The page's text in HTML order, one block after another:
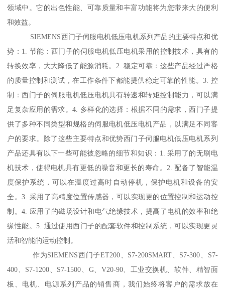
领域中。它的出色性能、可靠质量和丰富功能将为您带来大的便利
和效益。
SIEMENS西门子伺服电机低压电机系列产品的主要特点和优
势：1. 节能：西门子的伺服电机低压电机采用的控制技术，具有的
转换效率，大大降低了能源消耗。2. 稳定可靠：这些产品经过严格
的质量控制和测试，在工作条件下都能提供稳定可靠的性能。3. 控
制：西门子的伺服电机低压电机具有转速和转矩控制能力，可以满
足复杂应用的需求。4. 多样化的选择：根据不同的需求，西门子提
供了多种不同类型和规格的伺服电机低压电机产品，以满足不同客
户的要求。除了这些主要特点和优势西门子伺服电机低压电机系列
产品还具有以下一些可能被忽略的细节和知识：1. 采用了的无刷电
机技术，使得电机具有更低的噪音和更长的寿命。2. 配备了智能温
度保护系统，可以在温度过高时自动停机，保护电机和设备的安
全。3. 采用了高精度位置传感器，可以实现更的位置控制和运动控
制。4. 应用了的磁场设计和电气绝缘技术，提髙了电机的效率和绝
缘性能。5. 通过使用西门子的配套软件和控制系统，可以实现更灵
活和智能的运动控制。
作为SIEMENS西门子ET200、S7-200SMART、S7-300、S7-
400、S7-1200、S7-1500、G、V20-90、工业交换机、软件、精智面
板、电机、电源系列产品的销售商，我们始终将客户的需求放在